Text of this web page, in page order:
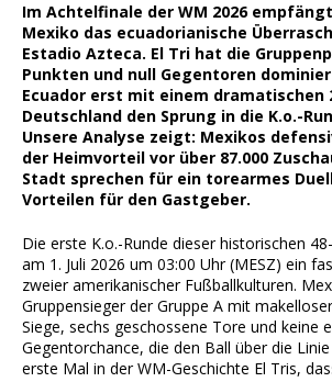
Im Achtelfinale der WM 2026
Mexiko das ecuadorianische
Estadio Azteca. El Tri hat die
Punkten und null Gegentoren
Ecuador erst mit einem dramatischen
Deutschland den Sprung in die K.o.-
Unsere Analyse zeigt: Mexikos
der Heimvorteil vor über 87.000
Stadt sprechen für ein torearmes
Vorteilen für den Gastgeber.
Die erste K.o.-Runde dieser historischen
am 1. Juli 2026 um 03:00 Uhr (MESZ) ein
zweier amerikanischer Fußballkulturen.
Gruppensieger der Gruppe A mit
Siege, sechs geschossene Tore und keine
Gegentorchance, die den Ball über die
erste Mal in der WM-Geschichte El Tris,